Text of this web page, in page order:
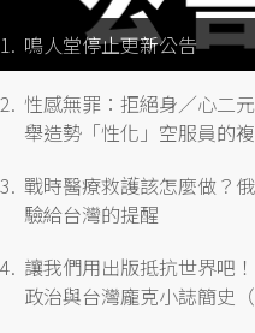
鳴人堂停止更新公告
性感無罪：拒絕身／心二
舉造勢「性化」空服員的
戰時醫療救護該怎麼做？
驗給台灣的提醒
讓我們用出版抵抗世界吧
政治與台灣龐克小誌簡史（